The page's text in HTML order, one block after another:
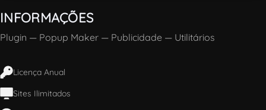
INFORMAÇÕES
Plugin — Popup Maker — Publicidade — Utilitários
Licença Anual
Sites Ilimitados